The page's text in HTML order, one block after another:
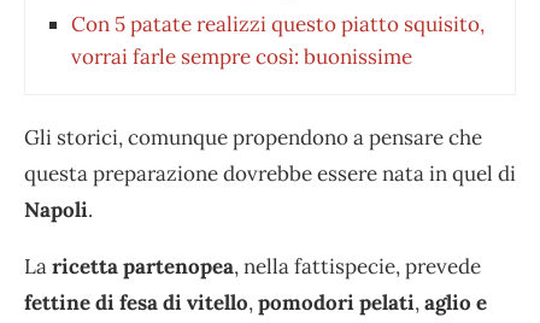
Con 5 patate realizzi questo piatto squisito,
vorrai farle sempre così: buonissime
Gli storici, comunque propendono a pensare che
questa preparazione dovrebbe essere nata in quel di
Napoli.
Laricetta partenopea, nella fattispecie, prevede
fettine di fesa di vitello,pomodori pelati,aglio e